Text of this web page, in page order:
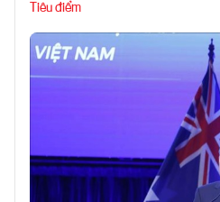
Tiêu điểm